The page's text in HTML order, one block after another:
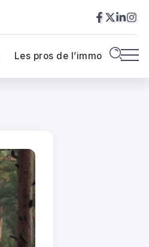
Les pros de l’immo